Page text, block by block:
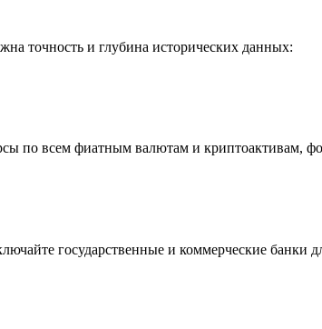
точность и глубина исторических данных:
по всем фиатным валютам и криптоактивам,
государственные и коммерческие банки